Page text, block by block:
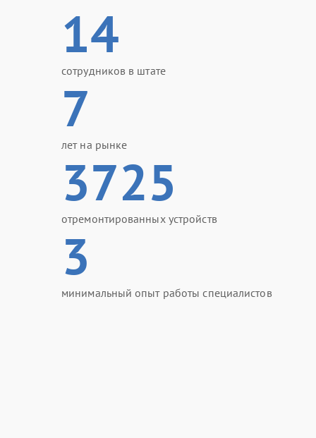
14
сотрудников в штате
7
лет на рынке
3725
отремонтированных устройств
3
минимальный опыт работы специалистов